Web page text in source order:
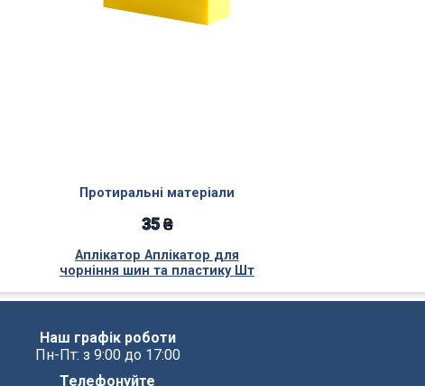
Протиральні матеріали
35 ₴
Аплікатор Аплікатор для
чорніння шин та пластику Шт
Наш графік роботи
Пн-Пт: з 9:00 до 17:00
Телефонуйте